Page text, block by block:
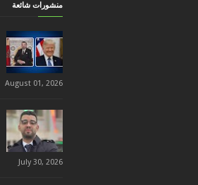
منشورات شائعة
August 01, 2026
July 30, 2026